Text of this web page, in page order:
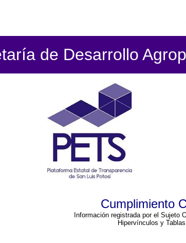
de Desarrollo
Cumplimiento
Información registrada por el Sujeto
Hipervínculos y